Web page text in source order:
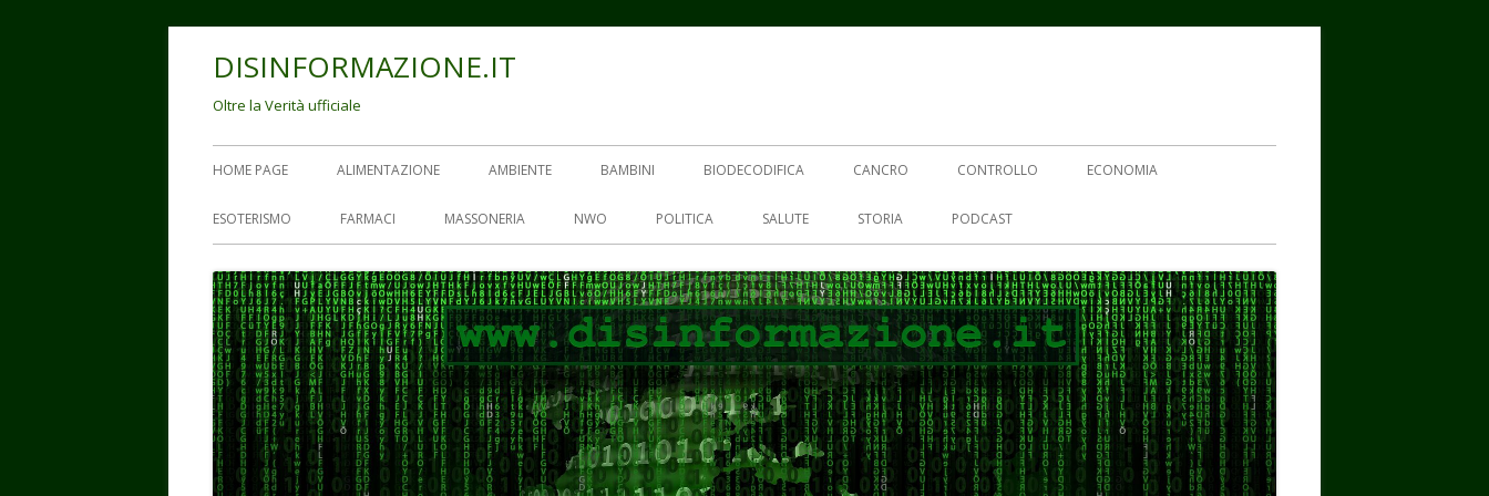
DISINFORMAZIONE.IT
Oltre la Verità ufficiale
Menu
principale
HOME PAGE ALIMENTAZIONE AMBIENTE BAMBINI BIODECODIFICA CANCRO CONTROLLO ECONOMIA
ESOTERISMO FARMACI MASSONERIA NWO POLITICA SALUTE STORIA PODCAST